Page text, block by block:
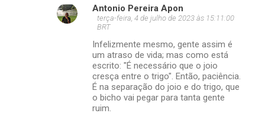
Antonio Pereira Apon
terça-feira, 4 de julho de 2023 às 15:11:00
BRT
Infelizmente mesmo, gente assim é
um atraso de vida; mas como está
escrito: "É necessário que o joio
cresça entre o trigo". Então, paciência.
É na separação do joio e do trigo, que
o bicho vai pegar para tanta gente
ruim.